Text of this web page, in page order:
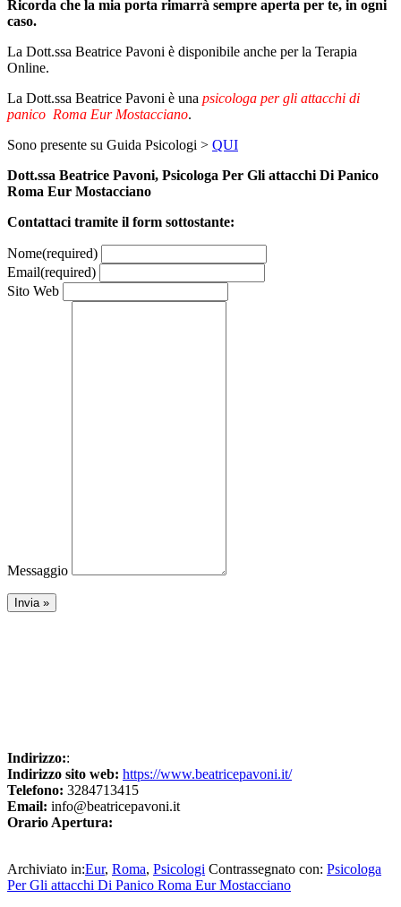
Ricorda che la mia porta rimarrà sempre aperta per te, in ogni
caso.
La Dott.ssa Beatrice Pavoni è disponibile anche per la Terapia
Online.
La Dott.ssa Beatrice Pavoni è una psicologa per gli attacchi di
panico Roma Eur Mostacciano.
Sono presente su Guida Psicologi > QUI
Dott.ssa Beatrice Pavoni, Psicologa Per Gli attacchi Di Panico
Roma Eur Mostacciano
Contattaci tramite il form sottostante:
Nome(required)
Email(required)
Sito Web
Messaggio
Indirizzo::
Indirizzo sito web: https://www.beatricepavoni.it/
Telefono: 3284713415
Email: info@beatricepavoni.it
Orario Apertura:
Archiviato in:Eur, Roma, Psicologi Contrassegnato con: Psicologa
Per Gli attacchi Di Panico Roma Eur Mostacciano